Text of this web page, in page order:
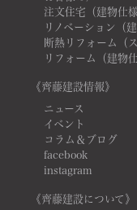
注文住宅（建物仕様
リノベーション（
断熱リフォーム（
リフォーム（建物仕
《齊藤建設情報》
ニュース
イベント
コラム＆ブログ
facebook
instagram
《齊藤建設について》